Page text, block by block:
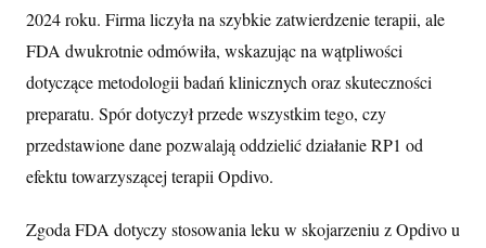
2024 roku. Firma liczyła na szybkie zatwierdzenie terapii, ale
FDA dwukrotnie odmówiła, wskazując na wątpliwości
dotyczące metodologii badań klinicznych oraz skuteczności
preparatu. Spór dotyczył przede wszystkim tego, czy
przedstawione dane pozwalają oddzielić działanie RP1 od
efektu towarzyszącej terapii Opdivo.
Zgoda FDA dotyczy stosowania leku w skojarzeniu z Opdivo u